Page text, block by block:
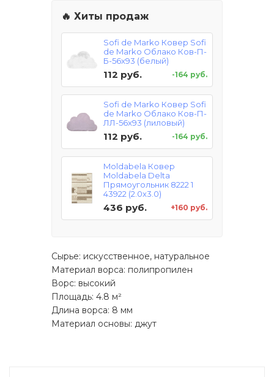
🔥 Хиты продаж
Sofi de Marko Ковер Sofi
de Marko Облако Ков-П-
Б-56x93 (белый)
112 руб. -164 руб.
Sofi de Marko Ковер Sofi
de Marko Облако Ков-П-
ЛЛ-56x93 (лиловый)
112 руб. -164 руб.
Moldabela Ковер
Moldabela Delta
Прямоугольник 8222 1
43922 (2.0x3.0)
436 руб. +160 руб.
Сырье: искусственное, натуральное
Материал ворса: полипропилен
Ворс: высокий
Площадь: 4.8 м²
Длина ворса: 8 мм
Материал основы: джут